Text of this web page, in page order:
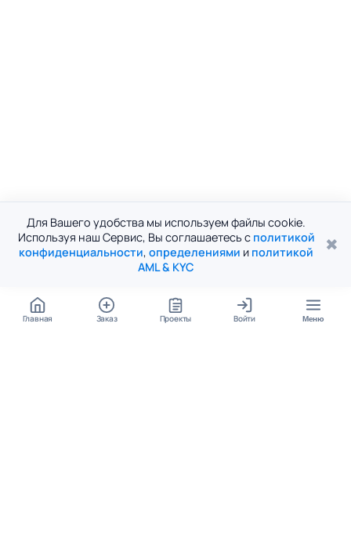
Для Вашего удобства мы используем файлы cookie.
Используя наш Сервис, Вы соглашаетесь с политикой
конфиденциальности, определениями и политикой
AML & KYC
✖
Главная Заказ Проекты Войти Меню